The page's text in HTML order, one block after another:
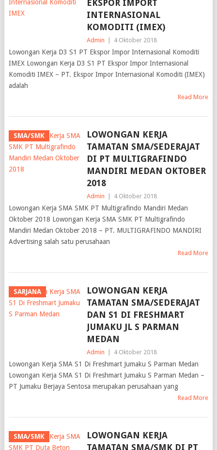
EKSPOR IMPORT
INTERNASIONAL
KOMODITI (IMEX)
Admin 4 Oktober 2018
Lowongan Kerja D3 S1 PT Ekspor Impor Internasional Komoditi
IMEX Lowongan Kerja D3 S1 PT Ekspor Impor Internasional
Komoditi IMEX – PT. Ekspor Impor Internasional Komoditi (IMEX)
adalah
Read More
SMA/SMK
LOWONGAN KERJA
TAMATAN SMA/SEDERAJAT
DI PT MULTIGRAFINDO
MANDIRI MEDAN OKTOBER
2018
Admin 4 Oktober 2018
Lowongan Kerja SMA SMK PT Multigrafindo Mandiri Medan
Oktober 2018 Lowongan Kerja SMA SMK PT Multigrafindo
Mandiri Medan Oktober 2018 – PT. MULTIGRAFINDO MANDIRI
Advertising salah satu perusahaan
Read More
SARJANA
LOWONGAN KERJA
TAMATAN SMA/SEDERAJAT
DAN S1 DI FRESHMART
JUMAKU JL S PARMAN
MEDAN
Admin 4 Oktober 2018
Lowongan Kerja SMA S1 Di Freshmart Jumaku S Parman Medan
Lowongan Kerja SMA S1 Di Freshmart Jumaku S Parman Medan –
PT Jumaku Berjaya Sentosa merupakan perusahaan yang
Read More
SMA/SMK
LOWONGAN KERJA
TAMATAN SMA/SMK DI PT